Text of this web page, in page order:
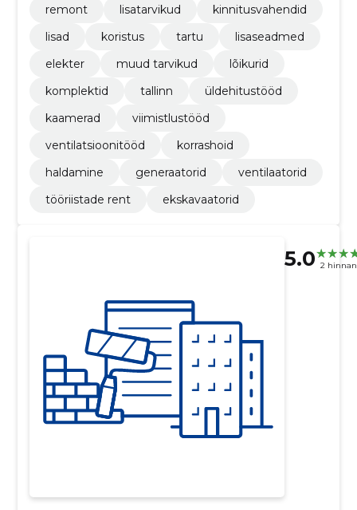
remont
lisatarvikud
kinnitusvahendid
lisad
koristus tartu
lisaseadmed
elekter
muud tarvikud
lõikurid
komplektid
tallinn
üldehitustööd
kaamerad
viimistlustööd
ventilatsioonitööd
korrashoid
haldamine
generaatorid
ventilaatorid
tööriistade rent
ekskavaatorid
5.0 2